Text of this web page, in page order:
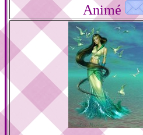
Animé